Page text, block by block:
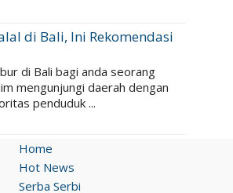
di Bali, Ini Rekomendasi
di Bali bagi anda seorang
mengunjungi daerah dengan
penduduk ...
Home
Hot News
Serba Serbi